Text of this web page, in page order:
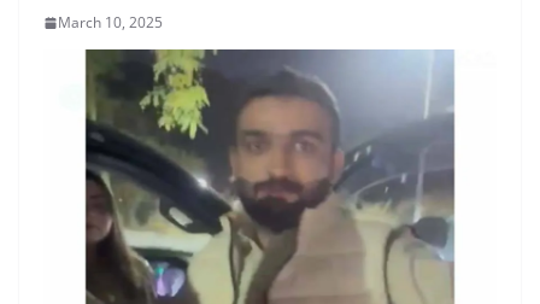
March 10, 2025